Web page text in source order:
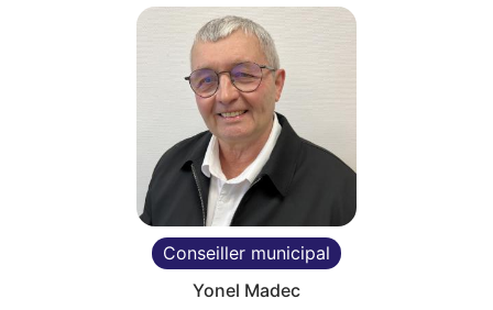
Conseiller municipal
Yonel Madec